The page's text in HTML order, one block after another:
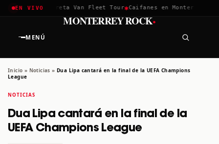
EN VIVO
2026✱ Greta Van Fleet Tour✱ Caifanes en Monterrey · 12
MENÚ
MONTERREY ROCK·
Inicio » Noticias » Dua Lipa cantará en la final de la UEFA Champions
League
NOTICIAS
Dua Lipa cantará en la final de la
UEFA Champions League